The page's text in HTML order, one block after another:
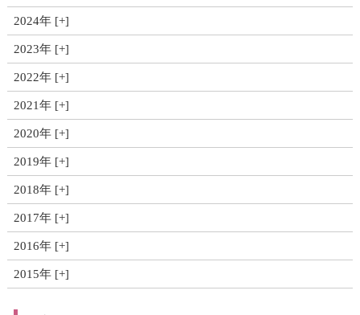
2024年
2023年
2022年
2021年
2020年
2019年
2018年
2017年
2016年
2015年